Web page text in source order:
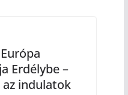
Erdélybe –
indulatok